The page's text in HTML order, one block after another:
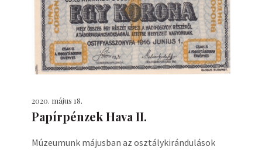
2020. május 18.
Papírpénzek Hava II.
Múzeumunk májusban az osztálykirándulások